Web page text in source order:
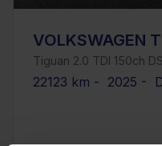
VOLKSWAGEN
Tiguan 2.0 TDI 150ch
22123 km - 2025 -